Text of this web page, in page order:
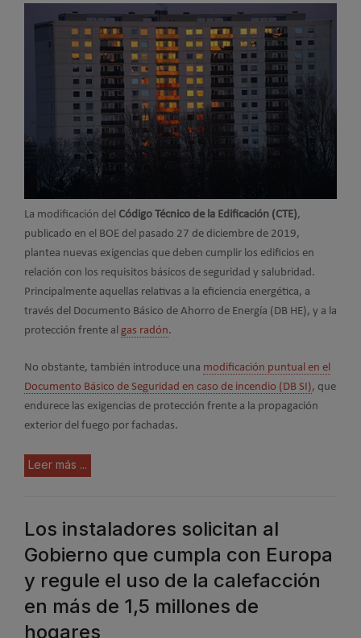
La modificación del Código Técnico de la Edificación (CTE),
publicado en el BOE del pasado 27 de diciembre de 2019,
plantea nuevas exigencias que deben cumplir los edificios en
relación con los requisitos básicos de seguridad y salubridad.
Principalmente aquellas relativas a la eficiencia energética, a
través del Documento Básico de Ahorro de Energía (DB HE), y a la
protección frente al gas radón.
No obstante, también introduce una modificación puntual en el
Documento Básico de Seguridad en caso de incendio (DB SI), que
endurece las exigencias de protección frente a la propagación
exterior del fuego por fachadas.
Leer más ...
Los instaladores solicitan al
Gobierno que cumpla con Europa
y regule el uso de la calefacción
en más de 1,5 millones de
hogares